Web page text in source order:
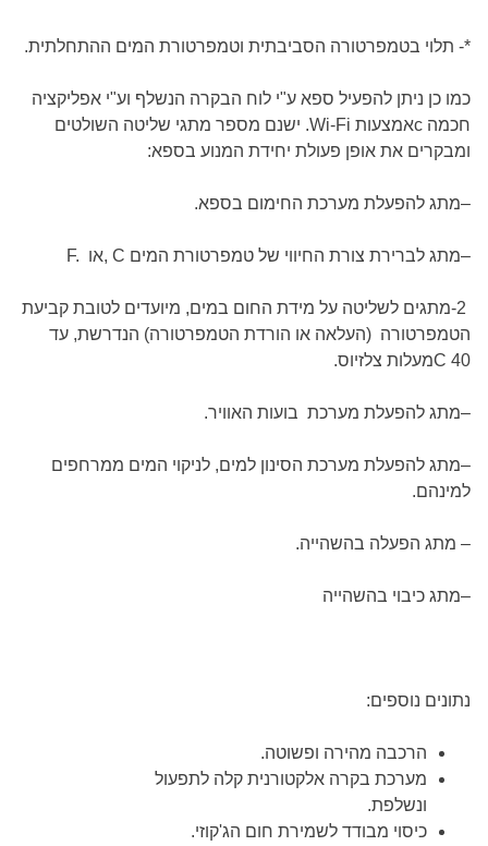
*- תלוי בטמפרטורה הסביבתית וטמפרטורת המים ההתחלתית.
כמו כן ניתן להפעיל ספא ע"י לוח הבקרה הנשלף וע"י אפליקציה
חכמה cאמצעות Wi-Fi. ישנם מספר מתגי שליטה השולטים
ומבקרים את אופן פעולת יחידת המנוע בספא:
–מתג להפעלת מערכת החימום בספא.
–מתג לברירת צורת החיווי של טמפרטורת המים , Cאו F.
-2מתגים לשליטה על מידת החום במים, מיועדים לטובת קביעת
הטמפרטורה (העלאה או הורדת הטמפרטורה) הנדרשת, עד
40
Cמעלות צלזיוס.
–מתג להפעלת מערכת בועות האוויר.
–מתג להפעלת מערכת הסינון למים, לניקוי המים ממרחפים
למינהם.
– מתג הפעלה בהשהייה.
–מתג כיבוי בהשהייה
נתונים נוספים:
הרכבה מהירה ופשוטה.
מערכת בקרה אלקטורנית קלה לתפעול
ונשלפת.
כיסוי מבודד לשמירת חום הג'קוזי.